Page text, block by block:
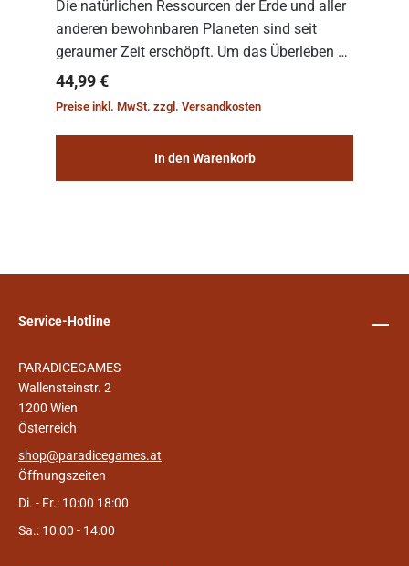
Die natürlichen Ressourcen der Erde und aller
anderen bewohnbaren Planeten sind seit
geraumer Zeit erschöpft. Um das Überleben zu
sichern, wurden die sogenannten
„Weltenschiffe“ gebaut. Auf diesen
Regulärer Preis:
44,99 €
Preise inkl. MwSt. zzgl. Versandkosten
In den Warenkorb
Service-Hotline
PARADICEGAMES
Wallensteinstr. 2
1200 Wien
Österreich
shop@paradicegames.at
Öffnungszeiten
Di. - Fr.: 10:00 18:00
Sa.: 10:00 - 14:00